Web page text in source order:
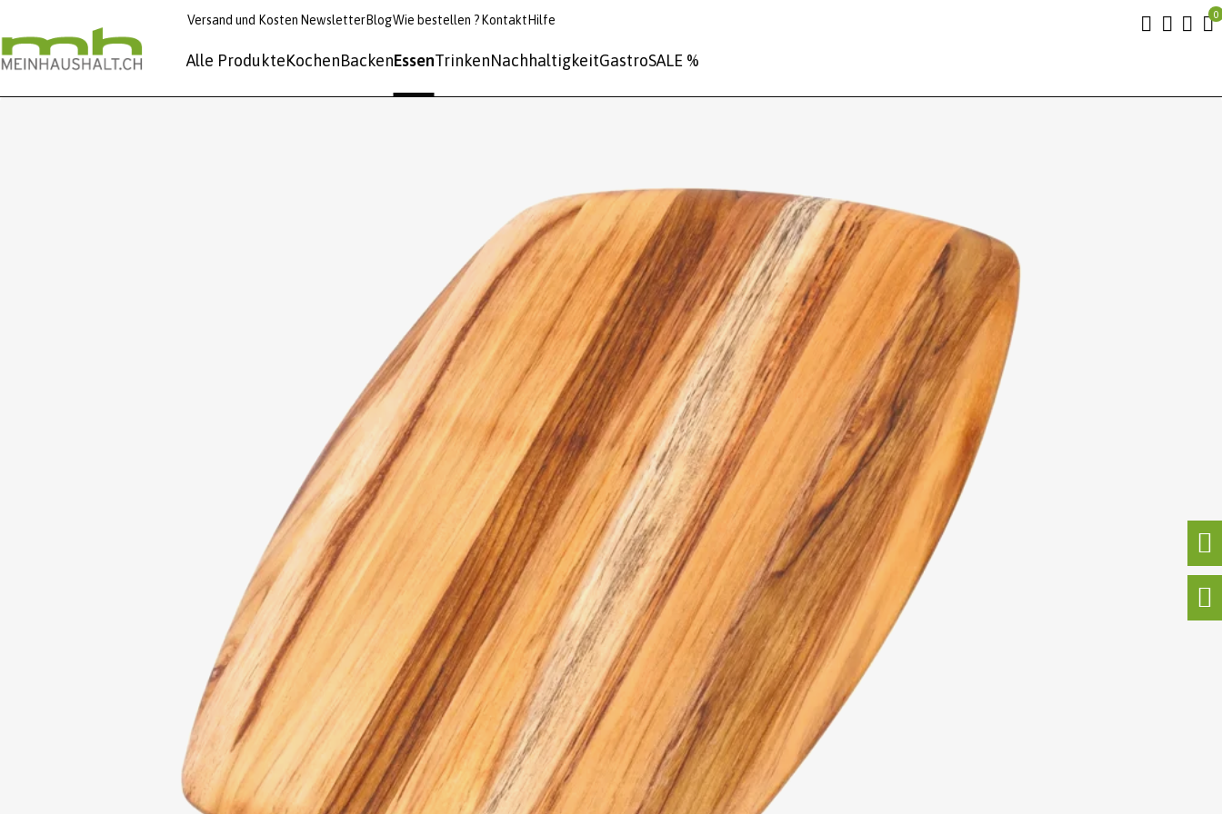
Versand und Kosten NewsletterBlogWie bestellen ? Kontakt Hilfe
Alle ProdukteKochenBackenEssenTrinkenNachhaltigkeitGastroSALE %